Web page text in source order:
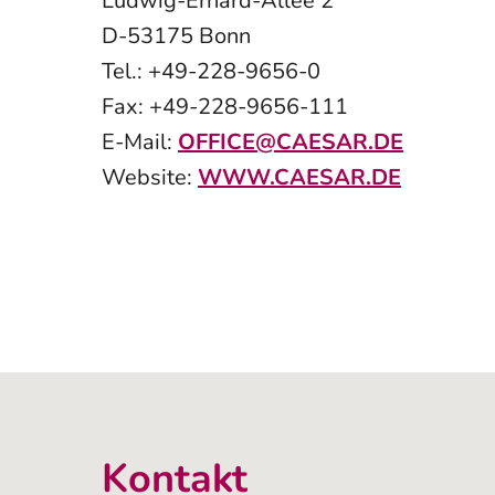
D-53175 Bonn
Tel.: +49-228-9656-0
Fax: +49-228-9656-111
E-Mail: OFFICE@CAESAR.DE
Website: WWW.CAESAR.DE
Kontakt